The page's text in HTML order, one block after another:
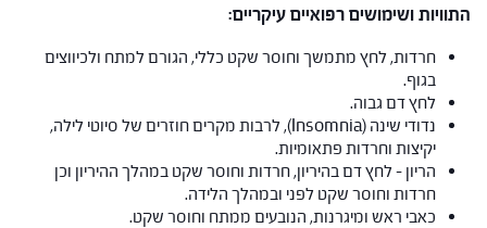
התוויות ושימושים רפואיים עיקריים:
חרדות, לחץ מתמשך וחוסר שקט כללי, הגורם למתח ולכיווצים
בגוף.
לחץ דם גבוה.
נדודי שינה (Insomnia), לרבות מקרים חוזרים של סיוטי לילה,
יקיצות וחרדות פתאומיות.
הריון – לחץ דם בהיריון, חרדות וחוסר שקט במהלך ההיריון וכן
חרדות וחוסר שקט לפני ובמהלך הלידה.
כאבי ראש ומיגרנות, הנובעים ממתח וחוסר שקט.